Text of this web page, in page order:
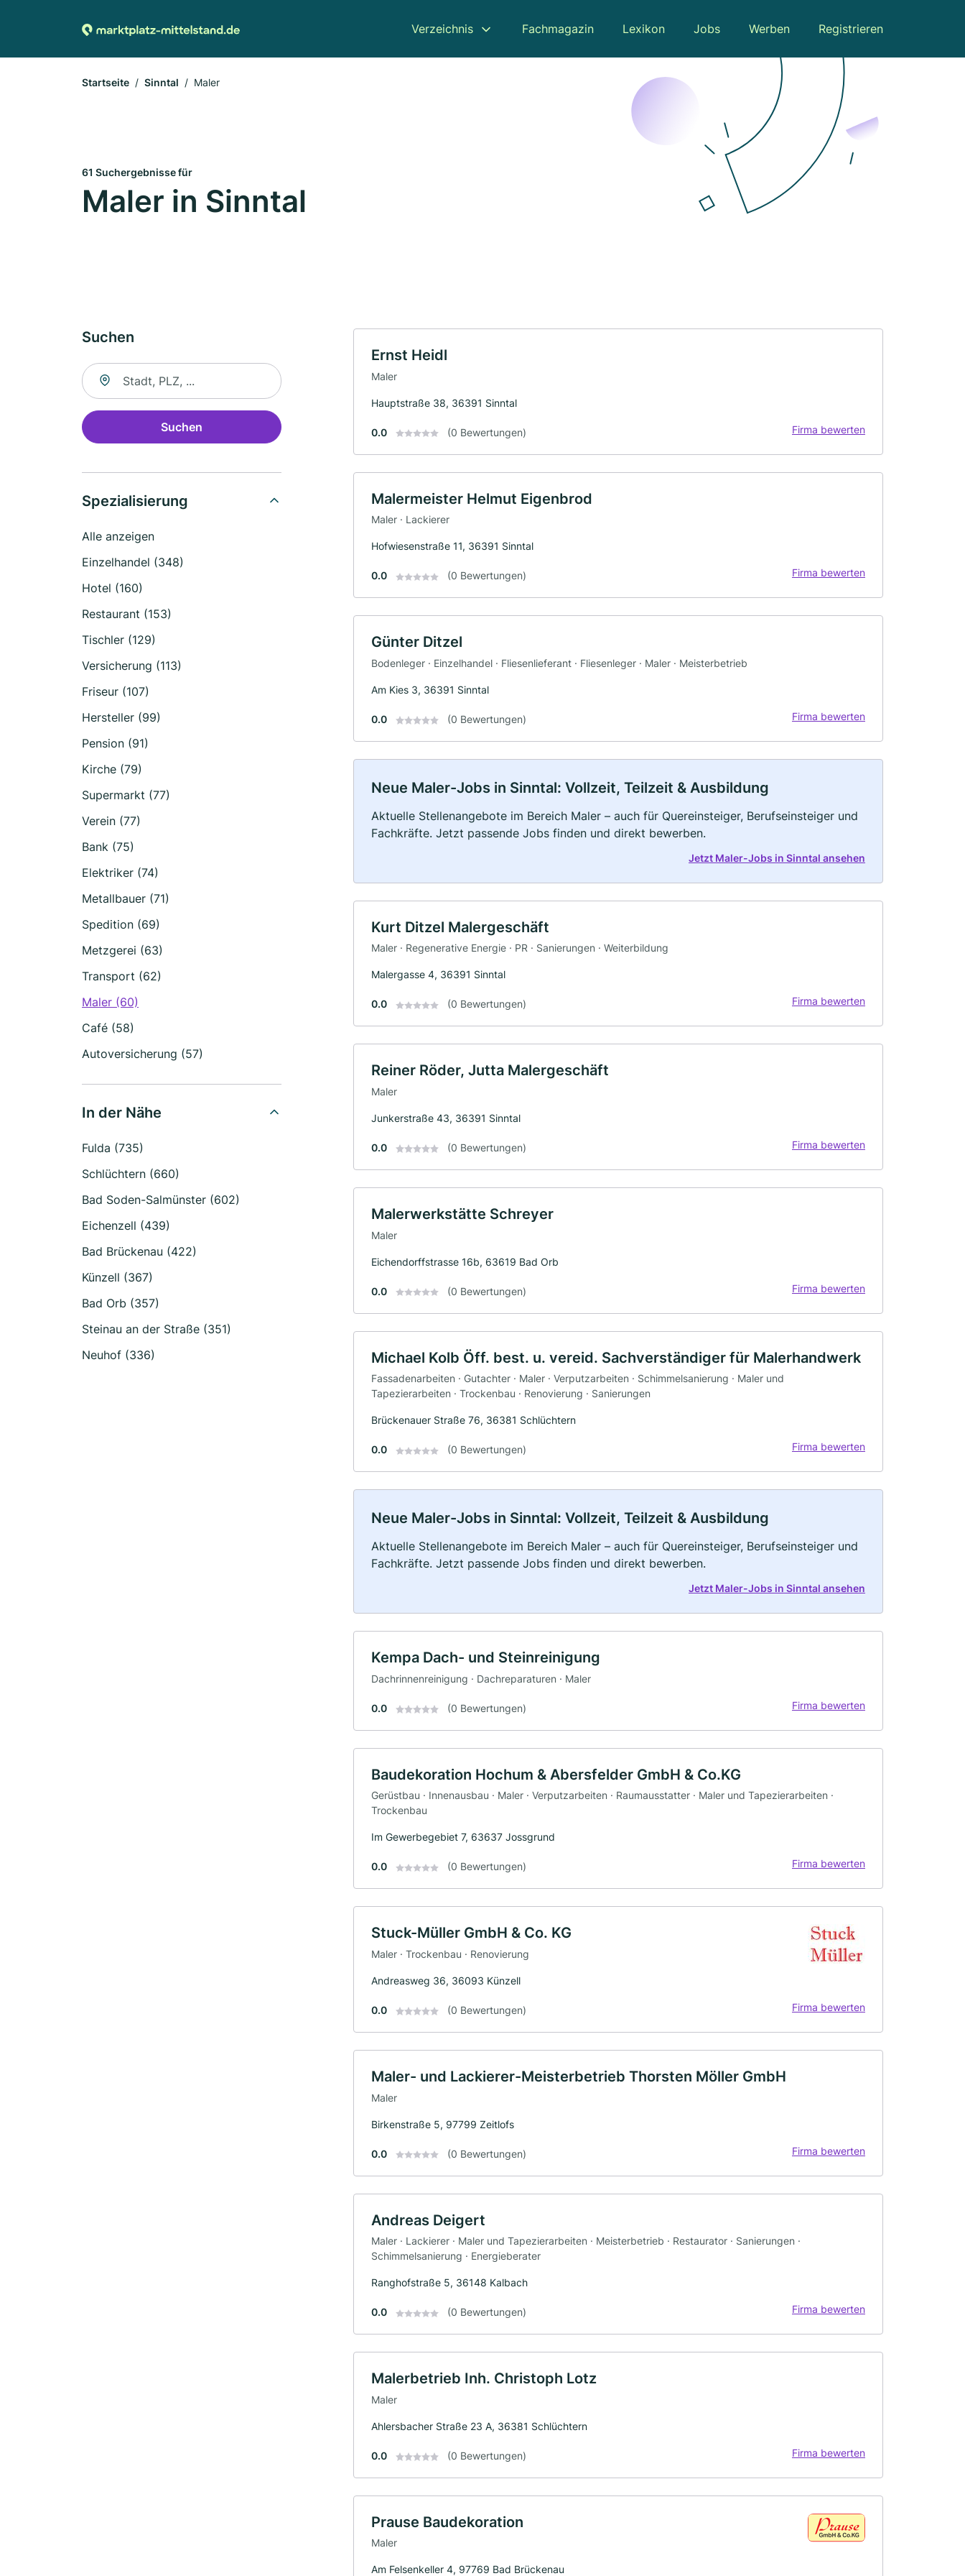
Verzeichnis Fachmagazin Lexikon Jobs Werben Registrieren
Startseite Sinntal Maler
61 Suchergebnisse für
Maler in Sinntal
Suchen
Suche nach Ort
Suchen
Spezialisierung
Alle anzeigen
Einzelhandel (348)
Hotel (160)
Restaurant (153)
Tischler (129)
Versicherung (113)
Friseur (107)
Hersteller (99)
Pension (91)
Kirche (79)
Supermarkt (77)
Verein (77)
Bank (75)
Elektriker (74)
Metallbauer (71)
Spedition (69)
Metzgerei (63)
Transport (62)
Maler (60)
Café (58)
Autoversicherung (57)
In der Nähe
Fulda (735)
Schlüchtern (660)
Bad Soden-Salmünster (602)
Eichenzell (439)
Bad Brückenau (422)
Künzell (367)
Bad Orb (357)
Steinau an der Straße (351)
Neuhof (336)
Ernst Heidl
Maler
Hauptstraße 38, 36391 Sinntal
0.0 (0 Bewertungen) Firma bewerten
Malermeister Helmut Eigenbrod
Maler · Lackierer
Hofwiesenstraße 11, 36391 Sinntal
0.0 (0 Bewertungen) Firma bewerten
Günter Ditzel
Bodenleger · Einzelhandel · Fliesenlieferant · Fliesenleger · Maler · Meisterbetrieb
Am Kies 3, 36391 Sinntal
0.0 (0 Bewertungen) Firma bewerten
Neue Maler-Jobs in Sinntal: Vollzeit, Teilzeit & Ausbildung
Aktuelle Stellenangebote im Bereich Maler – auch für Quereinsteiger, Berufseinsteiger und
Fachkräfte. Jetzt passende Jobs finden und direkt bewerben.
Jetzt Maler-Jobs in Sinntal ansehen
Kurt Ditzel Malergeschäft
Maler · Regenerative Energie · PR · Sanierungen · Weiterbildung
Malergasse 4, 36391 Sinntal
0.0 (0 Bewertungen) Firma bewerten
Reiner Röder, Jutta Malergeschäft
Maler
Junkerstraße 43, 36391 Sinntal
0.0 (0 Bewertungen) Firma bewerten
Malerwerkstätte Schreyer
Maler
Eichendorffstrasse 16b, 63619 Bad Orb
0.0 (0 Bewertungen) Firma bewerten
Michael Kolb Öff. best. u. vereid. Sachverständiger für Malerhandwerk
Fassadenarbeiten · Gutachter · Maler · Verputzarbeiten · Schimmelsanierung · Maler und
Tapezierarbeiten · Trockenbau · Renovierung · Sanierungen
Brückenauer Straße 76, 36381 Schlüchtern
0.0 (0 Bewertungen) Firma bewerten
Neue Maler-Jobs in Sinntal: Vollzeit, Teilzeit & Ausbildung
Aktuelle Stellenangebote im Bereich Maler – auch für Quereinsteiger, Berufseinsteiger und
Fachkräfte. Jetzt passende Jobs finden und direkt bewerben.
Jetzt Maler-Jobs in Sinntal ansehen
Kempa Dach- und Steinreinigung
Dachrinnenreinigung · Dachreparaturen · Maler
0.0 (0 Bewertungen) Firma bewerten
Baudekoration Hochum & Abersfelder GmbH & Co.KG
Gerüstbau · Innenausbau · Maler · Verputzarbeiten · Raumausstatter · Maler und Tapezierarbeiten ·
Trockenbau
Im Gewerbegebiet 7, 63637 Jossgrund
0.0 (0 Bewertungen) Firma bewerten
Stuck-Müller GmbH & Co. KG
Maler · Trockenbau · Renovierung
Andreasweg 36, 36093 Künzell
0.0 (0 Bewertungen) Firma bewerten
Maler- und Lackierer-Meisterbetrieb Thorsten Möller GmbH
Maler
Birkenstraße 5, 97799 Zeitlofs
0.0 (0 Bewertungen) Firma bewerten
Andreas Deigert
Maler · Lackierer · Maler und Tapezierarbeiten · Meisterbetrieb · Restaurator · Sanierungen ·
Schimmelsanierung · Energieberater
Ranghofstraße 5, 36148 Kalbach
0.0 (0 Bewertungen) Firma bewerten
Malerbetrieb Inh. Christoph Lotz
Maler
Ahlersbacher Straße 23 A, 36381 Schlüchtern
0.0 (0 Bewertungen) Firma bewerten
Prause Baudekoration
Maler
Am Felsenkeller 4, 97769 Bad Brückenau